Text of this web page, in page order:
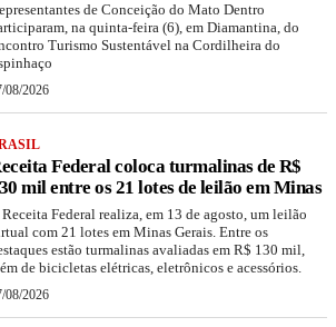
de Conceição do Mato Dentro
na quinta-feira (6), em Diamantina, do
Turismo Sustentável na Cordilheira do
08/2026
Federal coloca turmalinas de R$
mil entre os 21 lotes de leilão em Minas
Federal realiza, em 13 de agosto, um leilão
com 21 lotes em Minas Gerais. Entre os
estão turmalinas avaliadas em R$ 130 mil,
de bicicletas elétricas, eletrônicos e acessórios.
08/2026